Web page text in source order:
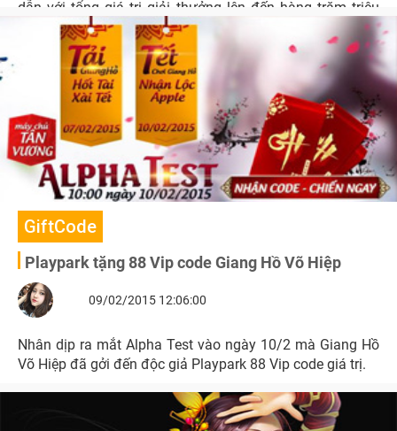
dẫn với tổng giá trị giải thưởng lên đến hàng trăm triệu
GiftCode
Playpark tặng 88 Vip code Giang Hồ Võ Hiệp
09/02/2015 12:06:00
Nhân dịp ra mắt Alpha Test vào ngày 10/2 mà Giang Hồ
Võ Hiệp đã gởi đến độc giả Playpark 88 Vip code giá trị.